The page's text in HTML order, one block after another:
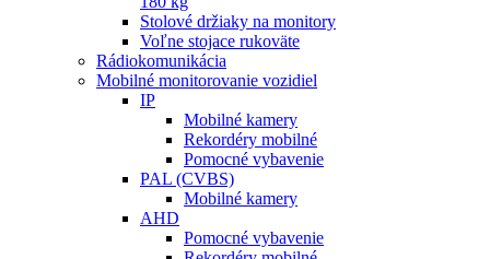
Stolové držiaky na monitory
Voľne stojace rukoväte
Rádiokomunikácia
Mobilné monitorovanie vozidiel
IP
Mobilné kamery
Rekordéry mobilné
Pomocné vybavenie
PAL (CVBS)
Mobilné kamery
AHD
Pomocné vybavenie